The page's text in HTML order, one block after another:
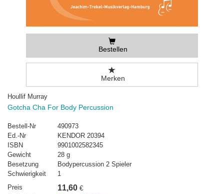
Bestellen
Merken
Houllif Murray
Gotcha Cha For Body Percussion
Bestell-Nr
490973
Ed.-Nr
KENDOR 20394
ISBN
9901002582345
Gewicht
28 g
Besetzung
Bodypercussion 2 Spieler
Schwierigkeit
1
Preis
11,60 €